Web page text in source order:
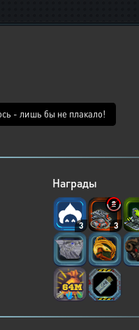
- лишь бы не плакало!
Награды
3 3